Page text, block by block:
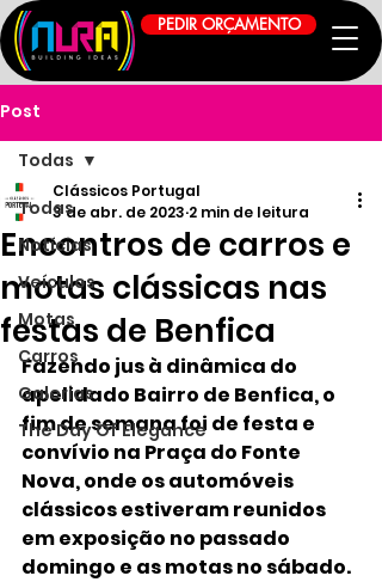
PEDIR ORÇAMENTO
Post
Todas
Notícias
Veículos
Motas
Carros
Galerias
The Day Of Elegance
Todas
Encontros de carros e
motas clássicas nas
festas de Benfica
Clássicos Portugal
3 de abr. de 2023 2 min de leitura
Fazendo jus à dinâmica do
apelidado Bairro de Benfica, o
fim de semana foi de festa e
convívio na Praça do Fonte
Nova, onde os automóveis
clássicos estiveram reunidos
em exposição no passado
domingo e as motas no sábado.